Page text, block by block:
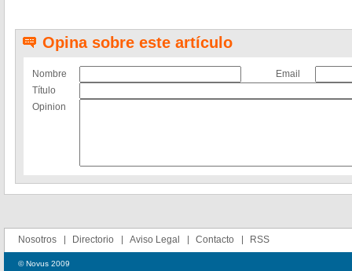
Opina sobre este artículo
Nombre
Email
Título
Opinion
Nosotros Directorio Aviso Legal Contacto RSS
© Novus 2009